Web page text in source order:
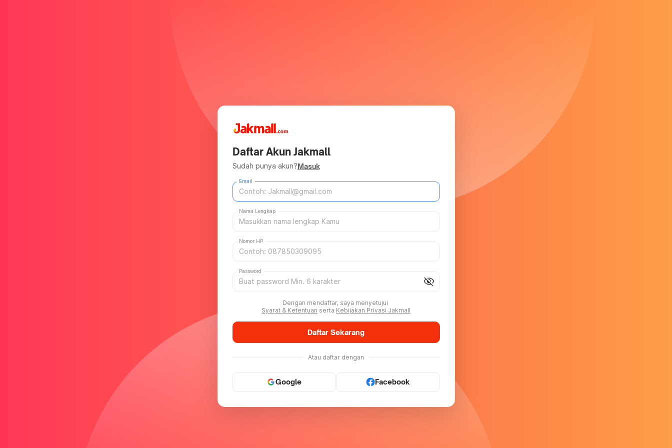
Daftar Akun Jakmall
Sudah punya akun?Masuk
Email
Nama Lengkap
Nomor HP
visibility_off
Password
Dengan mendaftar, saya menyetujui
Syarat & Ketentuan serta Kebijakan Privasi Jakmall
Daftar Sekarang
Atau daftar dengan
Google Facebook